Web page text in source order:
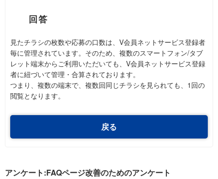
見たチラシの枚数や応募の口数は、V会員ネットサービス登録者
毎に管理されています。そのため、複数のスマートフォン/タブ
レット端末からご利用いただいても、V会員ネットサービス登録
者に紐づいて管理・合算されております。
つまり、複数の端末で、複数回同じチラシを見られても、1回の
閲覧となります。
戻る
アンケート:FAQページ改善のためのアンケート